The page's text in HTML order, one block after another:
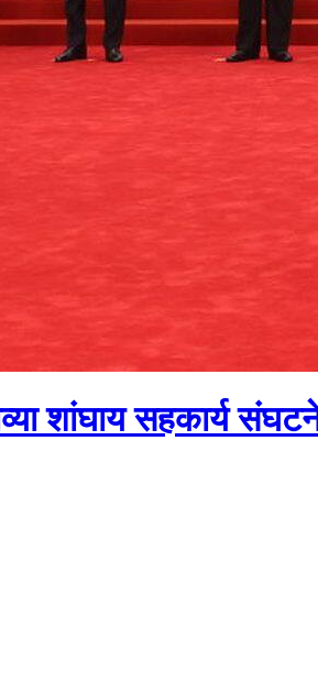
शांघाय सहकार्य